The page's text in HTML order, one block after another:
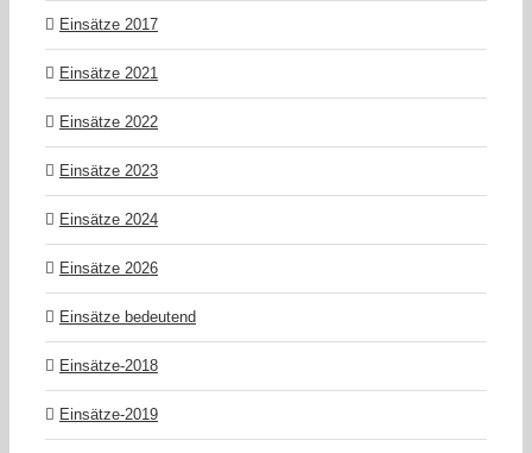
Einsätze 2017
Einsätze 2021
Einsätze 2022
Einsätze 2023
Einsätze 2024
Einsätze 2026
Einsätze bedeutend
Einsätze-2018
Einsätze-2019